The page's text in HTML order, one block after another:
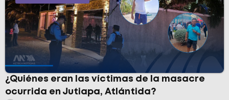
¿Quiénes eran las víctimas de la masacre
ocurrida en Jutiapa, Atlántida?